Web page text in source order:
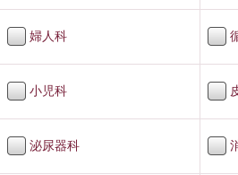
婦人科
小児科
泌尿器科